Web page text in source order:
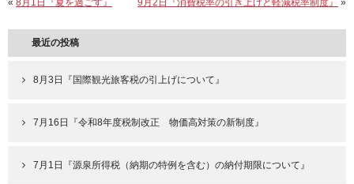
« 8月1日『夏を過ごす』 9月2日『消費税率の引き上げと軽減税率制度』 »
最近の投稿
8月3日『国際観光旅客税の引上げについて』
7月16日『令和8年度税制改正 物価高対策の新制度』
7月1日『源泉所得税（納期の特例を含む）の納付期限について』